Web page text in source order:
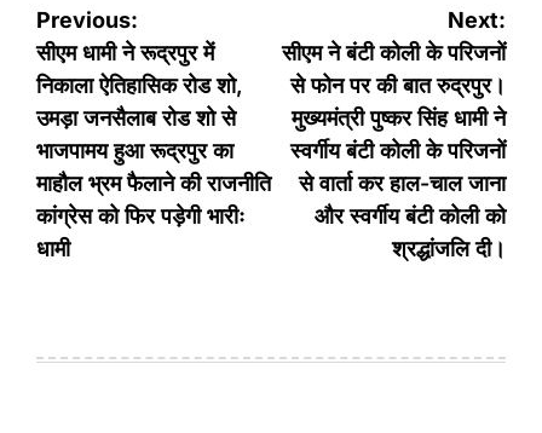
Post
navigation
Previous:
सीएम धामी ने रूद्रपुर में
निकाला ऐतिहासिक रोड शो,
उमड़ा जनसैलाब रोड शो से
भाजपामय हुआ रूद्रपुर का
माहौल भ्रम फैलाने की राजनीति
कांग्रेस को फिर पड़ेगी भारीः
धामी
Next:
सीएम ने बंटी कोली के परिजनों
से फोन पर की बात रुद्रपुर।
मुख्यमंत्री पुष्कर सिंह धामी ने
स्वर्गीय बंटी कोली के परिजनों
से वार्ता कर हाल-चाल जाना
और स्वर्गीय बंटी कोली को
श्रद्धांजलि दी।